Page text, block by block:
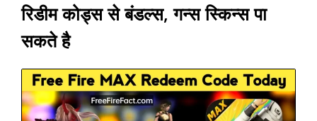
रिडीम कोड्स से बंडल्स, गन्स स्किन्स पा
सकते है